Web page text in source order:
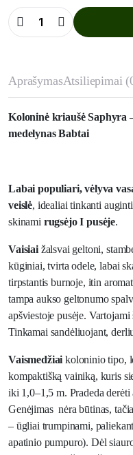
Koloninė
kriaušė
AprašymasAtsiliepimai
Koloninė kriaušė Saphyra
medelynas Babtai
Labai populiari, vėlyva
veislė, idealiai tinkanti
skinami rugsėjo I pusėje.
Vaisiaižalsvai geltoni,
kūginiai, tvirta odele, labai
tirpstantis burnoje, itin
tampa aukso geltonumo
apšviestoje pusėje.
Tinkamai sandėliuojant,
Vaismedžiai koloninio tipo,
kompaktišką vainiką, kuris
iki 1,0–1,5 m. Pradeda
Genėjimas nėra būtinas,
– ūgliai trumpinami,
apatinio pumpuro). Dėl